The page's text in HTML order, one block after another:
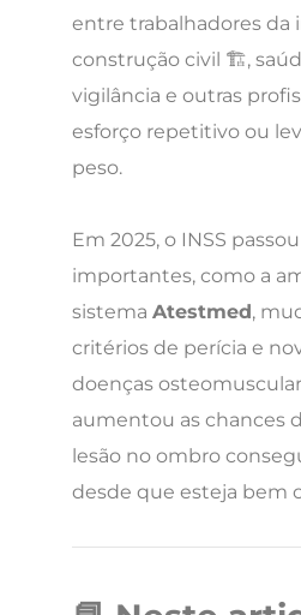
entre trabalhadores da
construção civil 🏗️,
vigilância e outras
esforço repetitivo ou
peso.
Em 2025, o INSS
importantes, como a
sistema Atestmed,
critérios de perícia e
doenças
aumentou as chances
lesão no ombro
desde que esteja bem